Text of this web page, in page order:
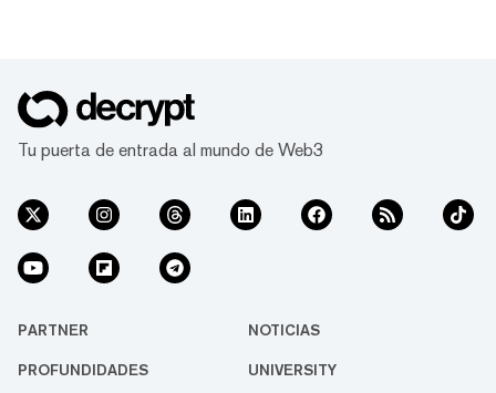
Tu puerta de entrada al mundo de Web3
PARTNER NOTICIAS
PROFUNDIDADES UNIVERSITY